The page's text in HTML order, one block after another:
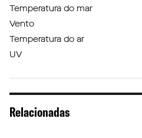
Temperatura do mar
Vento
Temperatura do ar
UV
Relacionadas